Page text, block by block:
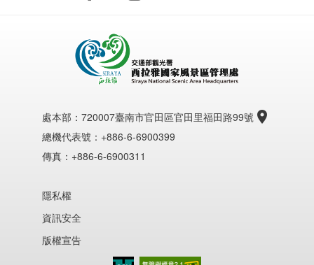
處本部： 720007臺南市官田區官田里福田路99號
總機代表號：+886-6-6900399
傳真：+886-6-6900311
隱私權
資訊安全
版權宣告